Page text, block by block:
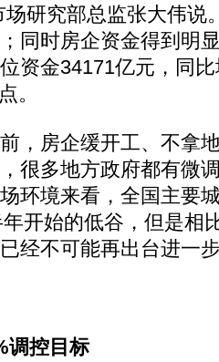
场研究部总监张大伟说
同时房企资金得到明
资金34171亿元，同
。
房企缓开工、不拿
很多地方政府都有微
环境来看，全国主要
开始的低谷，但是相
经不可能再出台进一
控目标